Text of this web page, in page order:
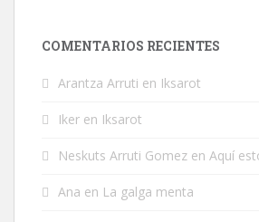
COMENTARIOS RECIENTES
Arantza Arruti en Iksarot
Iker en Iksarot
Neskuts Arruti Gomez en Aquí
Ana en La galga menta